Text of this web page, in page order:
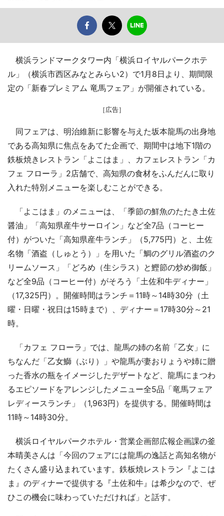
横浜ランドマークタワー内「横浜ロイヤルパークホテ
ル」（横浜市西区みなとみらい2）で1月8日より、期間限
定の「新春プレミアム 竜馬フェア」が開催されている。
［広告］
同フェアは、明治維新に影響を与えた坂本龍馬の出身地
である高知県に焦点をあてた企画で、期間中は地下1階の
鉄板焼きレストラン「よこはま」、カフェレストラン「カ
フェ フローラ」2店舗で、高知県の食材をふんだんに取り
入れた特別メニューを楽しむことができる。
「よこはま」のメニューは、「季節の鮮魚のたたき土佐
醤油」「高知県産牛サーロイン」など全7品（コーヒー
付）がついた「高知県産牛ランチ」（5,775円）と、土佐
名物「酒盗（しゅとう）」を用いた「鯛のグリル酒盗のク
リームソース」「どろめ（生シラス）と鰹節の炒め御飯」
など全9品（コーヒー付）がそろう「土佐和牛ディナー」
（17,325円）。開催時間はランチ＝11時～14時30分（土
曜・日曜・祝日は15時まで）、ディナー＝17時30分～21
時。
「カフェ フローラ」では、龍馬の姉の名前「乙女」に
ちなんだ「乙女鰤（ぶり）」や龍馬が妻おりょうや姉に贈
った香水の瓶をイメージしたデザートなど、龍馬にまつわ
るエピソードをアレンジしたメニュー全5品「竜馬フェア
レディースランチ」（1,963円）を提供する。開催時間は
11時～14時30分。
横浜ロイヤルパークホテル・営業企画部広報企画課の釜
本晴美さんは「今回のフェアには龍馬の逸話と高知名物が
たくさん盛り込まれています。鉄板焼レストラン『よこは
ま』のディナーで提供する『土佐和牛』は希少なので、ぜ
ひこの機会に味わっていただければ」と話す。